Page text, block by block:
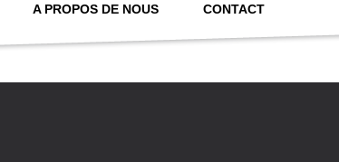
A PROPOS DE NOUS CONTACT